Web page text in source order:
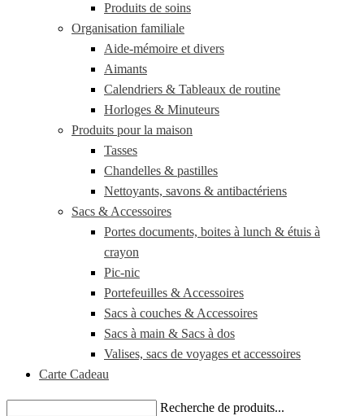
Produits de soins
Organisation familiale
Aide-mémoire et divers
Aimants
Calendriers & Tableaux de routine
Horloges & Minuteurs
Produits pour la maison
Tasses
Chandelles & pastilles
Nettoyants, savons & antibactériens
Sacs & Accessoires
Portes documents, boites à lunch & étuis à
crayon
Pic-nic
Portefeuilles & Accessoires
Sacs à couches & Accessoires
Sacs à main & Sacs à dos
Valises, sacs de voyages et accessoires
Carte Cadeau
Recherche de produits...